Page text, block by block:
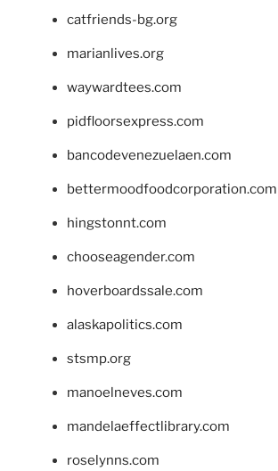
catfriends-bg.org
marianlives.org
waywardtees.com
pidfloorsexpress.com
bancodevenezuelaen.com
bettermoodfoodcorporation.com
hingstonnt.com
chooseagender.com
hoverboardssale.com
alaskapolitics.com
stsmp.org
manoelneves.com
mandelaeffectlibrary.com
roselynns.com